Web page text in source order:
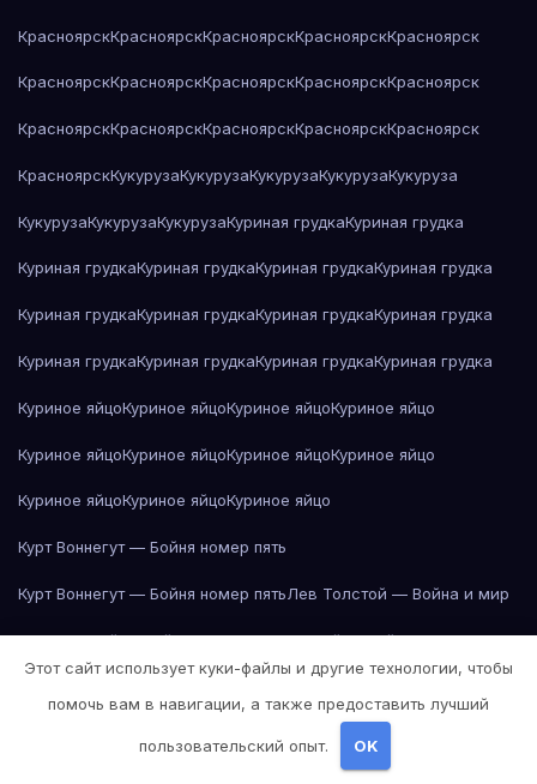
КрасноярскКрасноярскКрасноярскКрасноярскКрасноярск
КрасноярскКрасноярскКрасноярскКрасноярскКрасноярск
КрасноярскКрасноярскКрасноярскКрасноярскКрасноярск
КрасноярскКукурузаКукурузаКукурузаКукурузаКукуруза
КукурузаКукурузаКукурузаКуриная грудкаКуриная грудка
Куриная грудкаКуриная грудкаКуриная грудкаКуриная грудка
Куриная грудкаКуриная грудкаКуриная грудкаКуриная грудка
Куриная грудкаКуриная грудкаКуриная грудкаКуриная грудка
Куриное яйцоКуриное яйцоКуриное яйцоКуриное яйцо
Куриное яйцоКуриное яйцоКуриное яйцоКуриное яйцо
Куриное яйцоКуриное яйцоКуриное яйцо
Курт Воннегут — Бойня номер пять
Курт Воннегут — Бойня номер пятьЛев Толстой — Война и мир
Лев Толстой — Война и мирЛев Толстой — Война и мир
Этот сайт использует куки-файлы и другие технологии, чтобы
помочь вам в навигации, а также предоставить лучший
пользовательский опыт. OK